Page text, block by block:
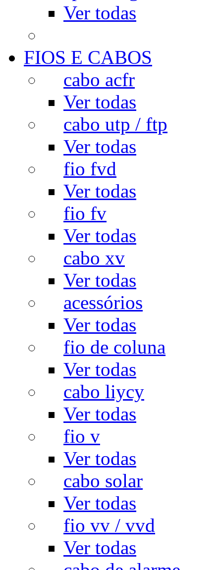
Ver todas
FIOS E CABOS
cabo acfr
Ver todas
cabo utp / ftp
Ver todas
fio fvd
Ver todas
fio fv
Ver todas
cabo xv
Ver todas
acessórios
Ver todas
fio de coluna
Ver todas
cabo liycy
Ver todas
fio v
Ver todas
cabo solar
Ver todas
fio vv / vvd
Ver todas